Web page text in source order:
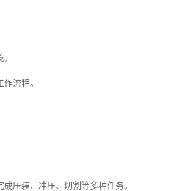
流程。
压装、冲压、切割等多种任务。